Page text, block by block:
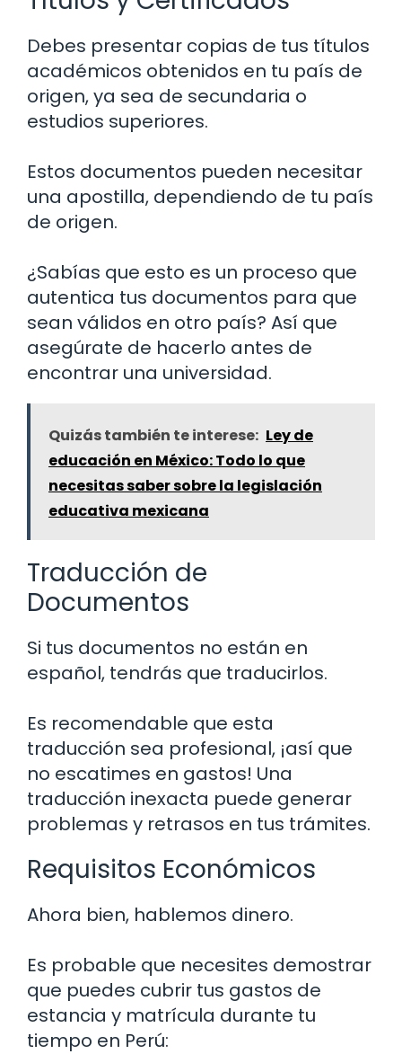
Debes presentar copias de tus títulos
académicos obtenidos en tu país de
origen, ya sea de secundaria o
estudios superiores.
Estos documentos pueden necesitar
una apostilla, dependiendo de tu país
de origen.
¿Sabías que esto es un proceso que
autentica tus documentos para que
sean válidos en otro país? Así que
asegúrate de hacerlo antes de
encontrar una universidad.
Quizás también te interese: Ley de
educación en México: Todo lo que
necesitas saber sobre la legislación
educativa mexicana
Traducción de
Documentos
Si tus documentos no están en
español, tendrás que traducirlos.
Es recomendable que esta
traducción sea profesional, ¡así que
no escatimes en gastos! Una
traducción inexacta puede generar
problemas y retrasos en tus trámites.
Requisitos Económicos
Ahora bien, hablemos dinero.
Es probable que necesites demostrar
que puedes cubrir tus gastos de
estancia y matrícula durante tu
tiempo en Perú: